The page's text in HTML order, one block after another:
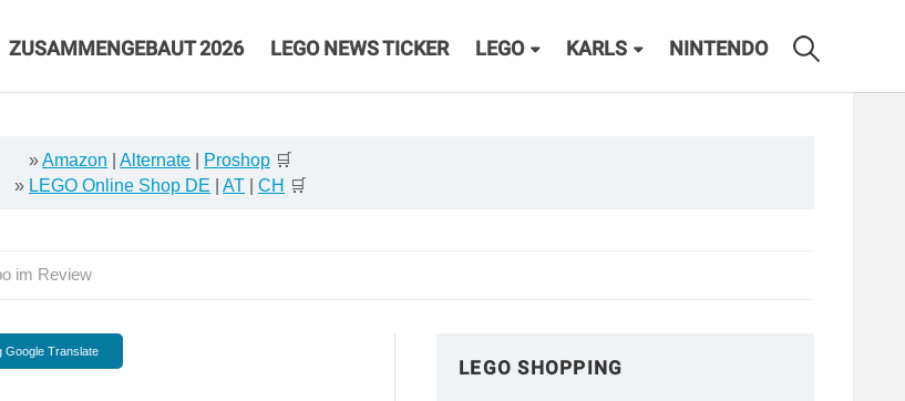
ZUSAMMENGEBAUT 2026 LEGO NEWS TICKER LEGO KARLS NINTENDO
»Amazon Alternate Proshop 🛒
» LEGO Online Shop DE AT CH 🛒
im Review
Google Translate
LEGO SHOPPING